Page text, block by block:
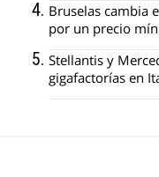
Bruselas cambia
por un precio
Stellantis y
gigafactorías en